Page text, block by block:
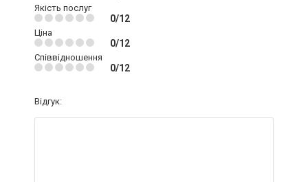
Якість послуг
0/12
Ціна
0/12
Співвідношення
0/12
Відгук: